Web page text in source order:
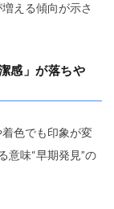
える傾向が示さ
感」が落ちや
色でも印象が変
意味“早期発見”の